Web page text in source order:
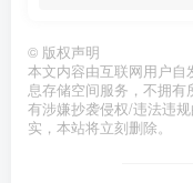
© 版权声明
本文内容由互联网用户自
息存储空间服务，不拥
有涉嫌抄袭侵权/违法违
实，本站将立刻删除。